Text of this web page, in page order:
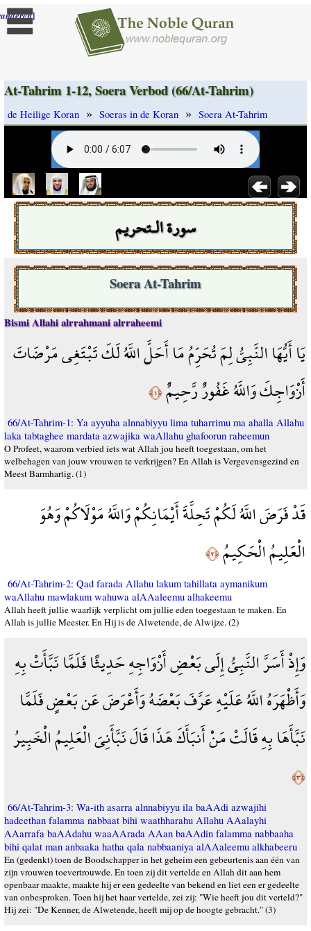
]
At-Tahrim 1-12, Soera Verbod (66/At-Tahrim)
de Heilige Koran » Soeras in de Koran » Soera At-Tahrim
سورة الـتحريم
Soera At-Tahrim
Bismi Allahi alrrahmani alrraheemi
يَا أَيُّهَا النَّبِيُّ لِمَ تُحَرِّمُ مَا أَحَلَّ اللَّهُ لَكَ تَبْتَغِي مَرْضَاتَ
أَزْوَاجِكَ وَاللَّهُ غَفُورٌ رَّحِيمٌ﴿١﴾
66/At-Tahrim-1: Ya ayyuha alnnabiyyu lima tuharrimu ma ahalla Allahu
laka tabtaghee mardata azwajika waAllahu ghafoorun raheemun
O Profeet, waarom verbied iets wat Allah jou heeft toegestaan, om het
welbehagen van jouw vrouwen te verkrijgen? En Allah is Vergevensgezind en
Meest Barmhartig. (1)
قَدْ فَرَضَ اللَّهُ لَكُمْ تَحِلَّةَ أَيْمَانِكُمْ وَاللَّهُ مَوْلَاكُمْ وَهُوَ
الْعَلِيمُ الْحَكِيمُ﴿٢﴾
66/At-Tahrim-2: Qad farada Allahu lakum tahillata aymanikum
waAllahu mawlakum wahuwa alAAaleemu alhakeemu
Allah heeft jullie waarlijk verplicht om jullie eden toegestaan te maken. En
Allah is jullie Meester. En Hij is de Alwetende, de Alwijze. (2)
وَإِذْ أَسَرَّ النَّبِيُّ إِلَى بَعْضِ أَزْوَاجِهِ حَدِيثًا فَلَمَّا نَبَّأَتْ بِهِ
وَأَظْهَرَهُ اللَّهُ عَلَيْهِ عَرَّفَ بَعْضَهُ وَأَعْرَضَ عَن بَعْضٍ فَلَمَّا
نَبَّأَهَا بِهِ قَالَتْ مَنْ أَنبَأَكَ هَذَا قَالَ نَبَّأَنِيَ الْعَلِيمُ الْخَبِيرُ
﴿٣﴾
66/At-Tahrim-3: Wa-ith asarra alnnabiyyu ila baAAdi azwajihi
hadeethan falamma nabbaat bihi waathharahu Allahu AAalayhi
AAarrafa baAAdahu waaAArada AAan baAAdin falamma nabbaaha
bihi qalat man anbaaka hatha qala nabbaaniya alAAaleemu alkhabeeru
En (gedenkt) toen de Boodschapper in het geheim een gebeurtenis aan één van
zijn vrouwen toevertrouwde. En toen zij dit vertelde en Allah dit aan hem
openbaar maakte, maakte hij er een gedeelte van bekend en liet een er gedeelte
van onbesproken. Toen hij het haar vertelde, zei zij: "Wie heeft jou dit verteld?"
Hij zei: "De Kenner, de Alwetende, heeft mij op de hoogte gebracht." (3)